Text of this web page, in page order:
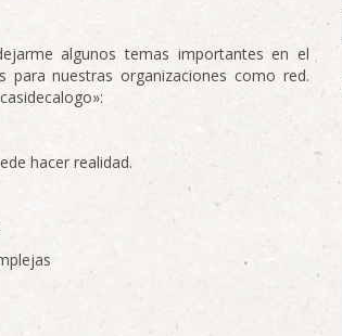
algunos temas importantes en el
nuestras organizaciones como red.
hacer realidad.